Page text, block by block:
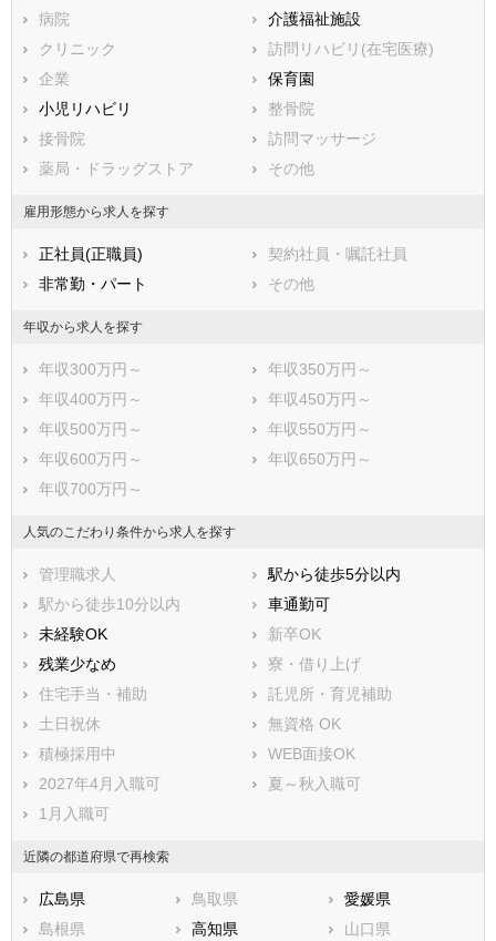
勝田郡勝央町
勝田郡奈義町
英田郡西粟倉村
久米郡久米南町
久米郡美咲町
加賀郡吉備中央町
井原鉄道
岡山電気軌道東山線
岡山電気軌道清輝橋線
病院
介護福祉施設
クリニック
訪問リハビリ(在宅医療)
企業
保育園
小児リハビリ
整骨院
接骨院
訪問マッサージ
薬局・ドラッグストア
その他
雇用形態から求人を探す
正社員(正職員)
契約社員・嘱託社員
非常勤・パート
その他
年収から求人を探す
年収300万円～
年収350万円～
年収400万円～
年収450万円～
年収500万円～
年収550万円～
年収600万円～
年収650万円～
年収700万円～
人気のこだわり条件から求人を探す
管理職求人
駅から徒歩5分以内
駅から徒歩10分以内
車通勤可
未経験OK
新卒OK
残業少なめ
寮・借り上げ
住宅手当・補助
託児所・育児補助
土日祝休
無資格 OK
積極採用中
WEB面接OK
2027年4月入職可
夏～秋入職可
1月入職可
近隣の都道府県で再検索
広島県 鳥取県
愛媛県
島根県
高知県
山口県